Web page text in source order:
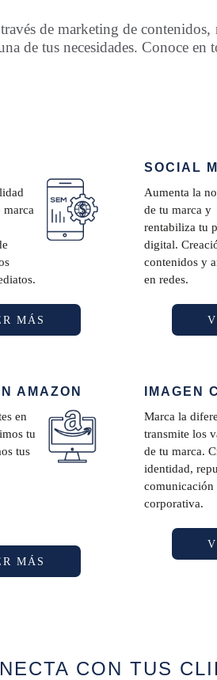
de marketing de
de tus necesidades. Conoce
marca
MÁS
SOCIAL
Aumenta la
de tu marca y
rentabiliza tu
digital.
contenidos y
en redes.
AMAZON
en
tu
tus
MÁS
IMAGEN
Marca la
transmite los
de tu marca.
identidad,
comunicación
corporativa.
CON TUS